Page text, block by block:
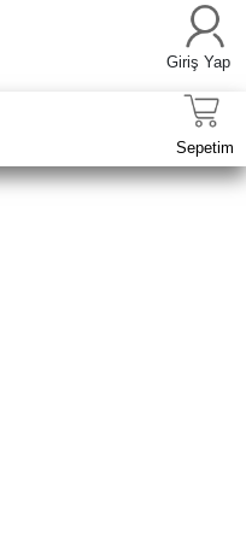
Giriş Yap
Sepetim